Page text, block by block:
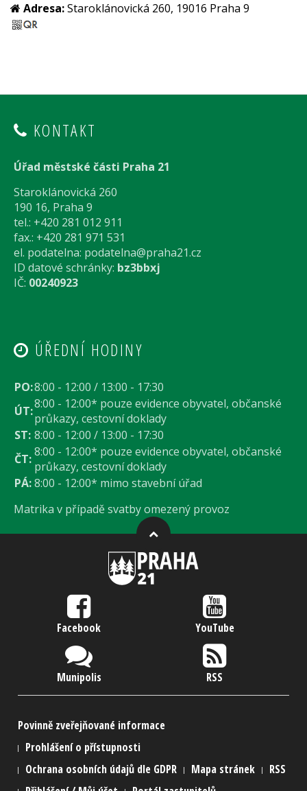
Adresa:Staroklánovická 260, 19016 Praha 9
KONTAKT
Úřad městské části Praha 21
Staroklánovická 260
190 16, Praha 9
tel.: +420 281 012 911
fax.: +420 281 971 531
el. podatelna: podatelna@praha21.cz
ID datové schránky: bz3bbxj
IČ: 00240923
ÚŘEDNÍ HODINY
PO:8:00 - 12:00 / 13:00 - 17:30
ÚT:8:00 - 12:00* pouze evidence obyvatel, občanské
průkazy, cestovní doklady
ST: 8:00 - 12:00 / 13:00 - 17:30
ČT:8:00 - 12:00* pouze evidence obyvatel, občanské
průkazy, cestovní doklady
PÁ:8:00 - 12:00* mimo stavební úřad
Matrika v případě svatby omezený provoz
Facebook YouTube
Munipolis RSS
Povinně zveřejňované informace
Prohlášení o přístupnosti
Ochrana osobních údajů dle GDPR
Mapa stránek
RSS